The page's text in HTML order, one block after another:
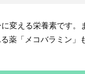
変える栄養素です。
薬「メコバラミン」